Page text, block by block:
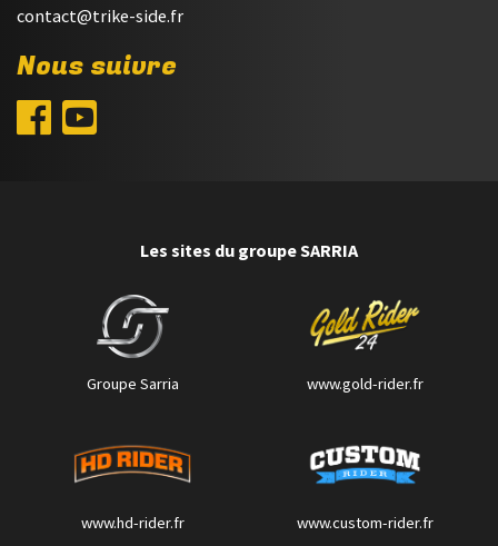
contact@trike-side.fr
Nous suivre
Les sites du groupe SARRIA
Groupe Sarria www.gold-rider.fr
www.hd-rider.fr www.custom-rider.fr